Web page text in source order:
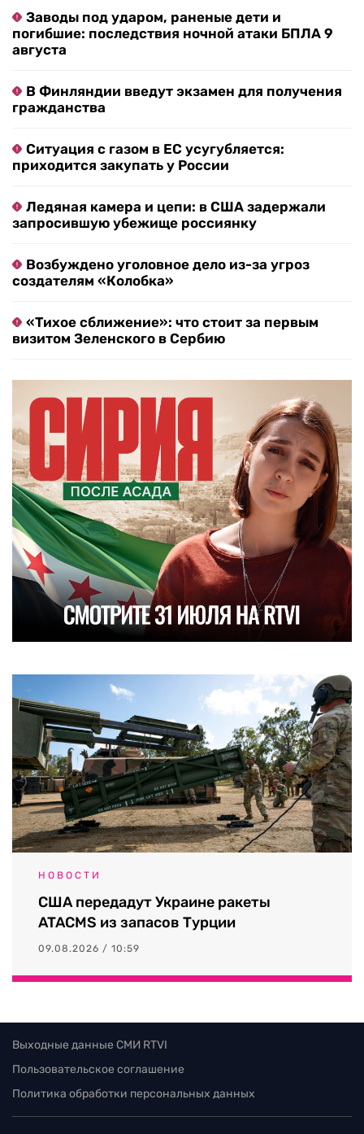
Заводы под ударом, раненые дети и
погибшие: последствия ночной атаки БПЛА 9
августа
В Финляндии введут экзамен для получения
гражданства
Ситуация с газом в ЕС усугубляется:
приходится закупать у России
Ледяная камера и цепи: в США задержали
запросившую убежище россиянку
Возбуждено уголовное дело из-за угроз
создателям «Колобка»
«Тихое сближение»: что стоит за первым
визитом Зеленского в Сербию
НОВОСТИ
США передадут Украине ракеты
ATACMS из запасов Турции
09.08.2026 / 10:59
Выходные данные СМИ RTVI
Пользовательское соглашение
Политика обработки персональных данных